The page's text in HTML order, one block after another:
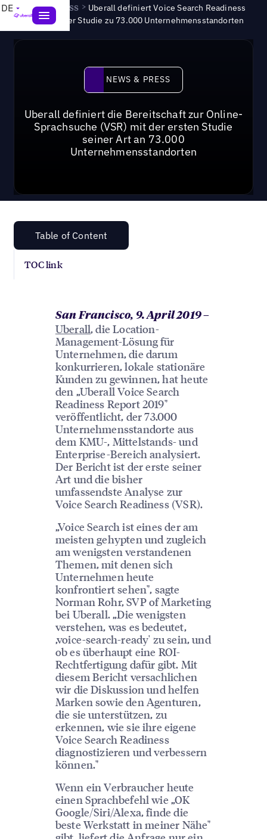
DE News & Press > Uberall definiert Voice Search Readiness
(VSR) mit erster Studie zu 73.000 Unternehmensstandorten
News & Press
NEWS & PRESS
Uberall definiert die Bereitschaft zur Online-
Sprachsuche (VSR) mit der ersten Studie
seiner Art an 73.000
Unternehmensstandorten
Table of Content
TOC link
San Francisco, 9. April 2019–
Uberall, die Location-
Management-Lösung für
Unternehmen, die darum
konkurrieren, lokale stationäre
Kunden zu gewinnen, hat heute
den „Uberall Voice Search
Readiness Report 2019"
veröffentlicht, der 73.000
Unternehmensstandorte aus
dem KMU-, Mittelstands- und
Enterprise-Bereich analysiert.
Der Bericht ist der erste seiner
Art und die bisher
umfassendste Analyse zur
Voice Search Readiness (VSR).
„Voice Search ist eines der am
meisten gehypten und zugleich
am wenigsten verstandenen
Themen, mit denen sich
Unternehmen heute
konfrontiert sehen", sagte
Norman Rohr, SVP of Marketing
bei Uberall. „Die wenigsten
verstehen, was es bedeutet,
‚voice-search-ready' zu sein, und
ob es überhaupt eine ROI-
Rechtfertigung dafür gibt. Mit
diesem Bericht versachlichen
wir die Diskussion und helfen
Marken sowie den Agenturen,
die sie unterstützen, zu
erkennen, wie sie ihre eigene
Voice Search Readiness
diagnostizieren und verbessern
können."
Wenn ein Verbraucher heute
einen Sprachbefehl wie „OK
Google/Siri/Alexa, finde die
beste Werkstatt in meiner Nähe"